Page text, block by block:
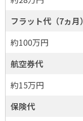
フラット代（7ヵ月）
約100万円
航空券代
約15万円
保険代